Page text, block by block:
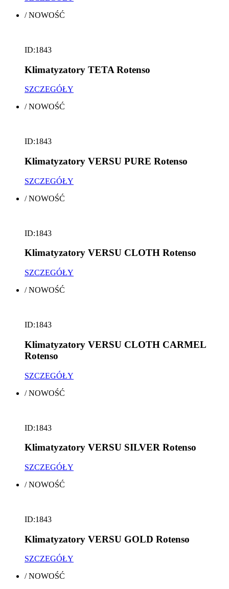
/NOWOŚĆ
ID:1843
Klimatyzatory TETA Rotenso
SZCZEGÓŁY
/NOWOŚĆ
ID:1843
Klimatyzatory VERSU PURE Rotenso
SZCZEGÓŁY
/NOWOŚĆ
ID:1843
Klimatyzatory VERSU CLOTH Rotenso
SZCZEGÓŁY
/NOWOŚĆ
ID:1843
Klimatyzatory VERSU CLOTH CARMEL
Rotenso
SZCZEGÓŁY
/NOWOŚĆ
ID:1843
Klimatyzatory VERSU SILVER Rotenso
SZCZEGÓŁY
/NOWOŚĆ
ID:1843
Klimatyzatory VERSU GOLD Rotenso
SZCZEGÓŁY
/NOWOŚĆ